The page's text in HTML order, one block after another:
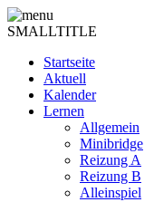
SMALLTITLE
Startseite
Aktuell
Kalender
Lernen
Allgemein
Minibridge
Reizung A
Reizung B
Alleinspiel